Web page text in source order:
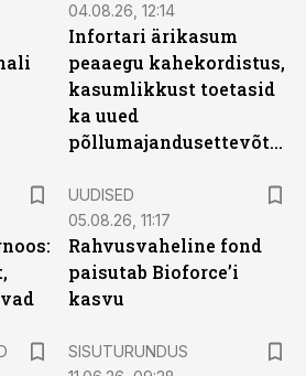
04.08.26, 12:14
Infortari ärikasum
peaaegu kahekordistus,
kasumlikkust toetasid
ka uued
põllumajandusettevõtted
UUDISED
05.08.26, 11:17
Rahvusvaheline fond
paisutab Bioforce’i
kasvu
SISUTURUNDUS